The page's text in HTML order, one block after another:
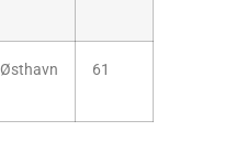
Østhavn 61